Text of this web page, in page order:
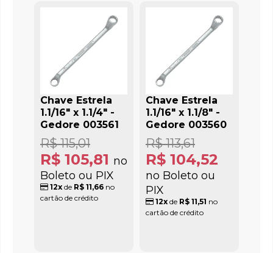
Chave Estrela
1.1/16" x 1.1/4" -
Gedore 003561
R$ 105,81 no
Boleto ou PIX
R$ 115,01
12x de R$ 11,66 no
cartão de crédito
Chave Estrela
1.1/16" x 1.1/8" -
Gedore 003560
R$ 104,52
no Boleto ou
PIX
R$ 113,61
12xde R$ 11,51 no
cartão de crédito